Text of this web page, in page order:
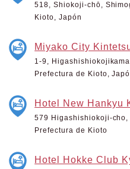
518, Shiokoji-chō,
Kioto, Japón
Miyako City
1-9,
Prefectura de Kioto,
Hotel New Hankyu
579 Higashishiokoji-
Prefectura de Kioto
Hotel Hokke Club